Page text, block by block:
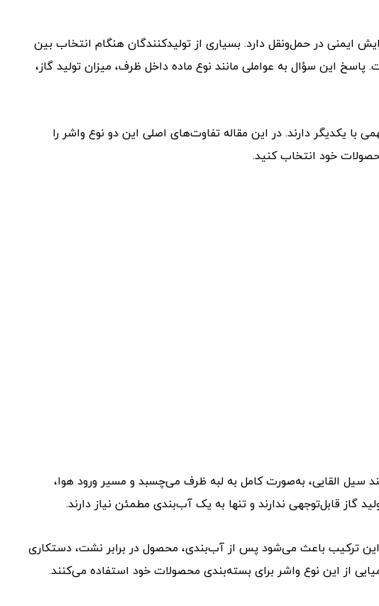
در حمل‌ونقل دارد. بسیاری از تولیدکنندگان هنگام انتخاب بین
این سؤال به عواملی مانند نوع ماده داخل ظرف، میزان تولید گاز،
با یکدیگر دارند. در این مقاله تفاوت‌های اصلی این دو نوع واشر را
خود انتخاب کنید.
سیل القایی، به‌صورت کامل به لبه ظرف می‌چسبد و مسیر ورود هوا،
گاز قابل‌توجهی ندارند و تنها به یک آب‌بندی مطمئن نیاز دارند.
این ترکیب باعث می‌شود پس از آب‌بندی، محصول در برابر نشت، دستکاری
از این نوع واشر برای بسته‌بندی محصولات خود استفاده می‌کنند.